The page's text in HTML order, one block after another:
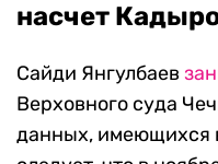
насчет
Сайди Янгулбаев
Верховного суда
данных, имеющихся